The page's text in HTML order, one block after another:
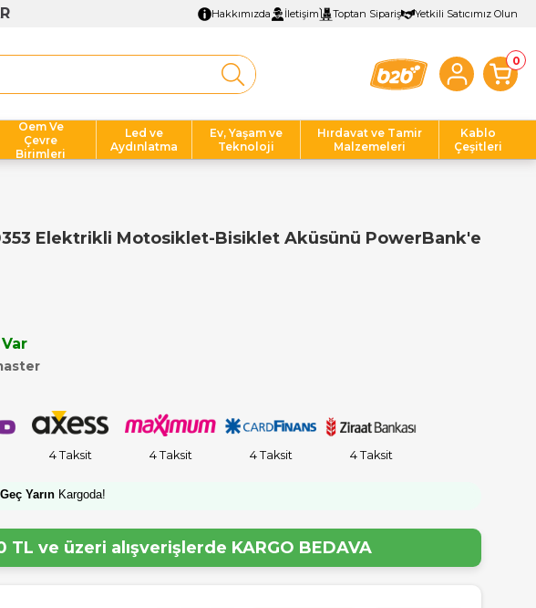
Hakkımızda İletişim Toptan Sipariş Yetkili Satıcımız Olun
0
Oem Ve
Çevre
Birimleri
Led ve
Aydınlatma
Ev, Yaşam ve
Teknoloji
Hırdavat ve Tamir
Malzemeleri
Kablo
Çeşitleri
Elektrikli Motosiklet-Bisiklet Aküsünü PowerBank'e
4 Taksit 4 Taksit 4 Taksit 4 Taksit
Yarın Kargoda!
TL ve üzeri alışverişlerde KARGO BEDAVA